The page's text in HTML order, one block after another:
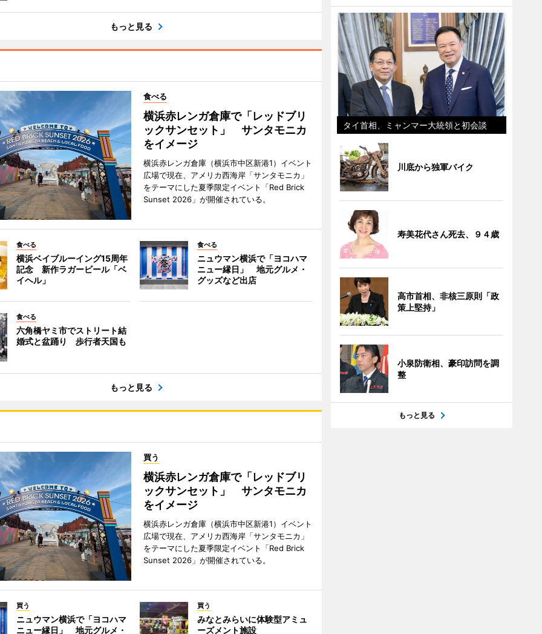
もっと見る
食べる
横浜赤レンガ倉庫で「レッドブリ
ックサンセット」 サンタモニカ
をイメージ
横浜赤レンガ倉庫（横浜市中区新港1）イベント
広場で現在、アメリカ西海岸「サンタモニカ」
をテーマにした夏季限定イベント「Red Brick
Sunset 2026」が開催されている。
食べる
横浜ベイブルーイング15周年
記念 新作ラガービール「ベ
イヘル」
食べる
ニュウマン横浜で「ヨコハマ
ニュー縁日」 地元グルメ・
グッズなど出店
食べる
六角橋ヤミ市でストリート結
婚式と盆踊り 歩行者天国も
もっと見る
買う
横浜赤レンガ倉庫で「レッドブリ
ックサンセット」 サンタモニカ
をイメージ
横浜赤レンガ倉庫（横浜市中区新港1）イベント
広場で現在、アメリカ西海岸「サンタモニカ」
をテーマにした夏季限定イベント「Red Brick
Sunset 2026」が開催されている。
買う
ニュウマン横浜で「ヨコハマ
ニュー縁日」 地元グルメ・
買う
みなとみらいに体験型アミュ
ーズメント施設
タイ首相、ミャンマー大統領と初会談
川底から独軍バイク
寿美花代さん死去、９４歳
高市首相、非核三原則「政
策上堅持」
小泉防衛相、豪印訪問を調
整
もっと見る